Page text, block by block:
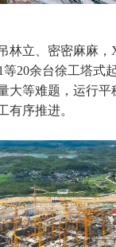
林立、密密麻麻，
等20余台徐工塔式
大等难题，运行平
有序推进。